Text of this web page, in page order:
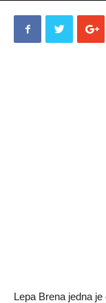
Lepa Brena jedna